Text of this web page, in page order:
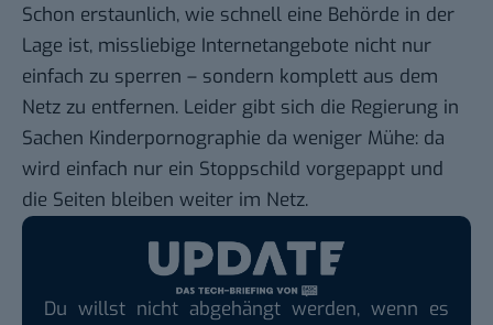
Schon erstaunlich, wie schnell eine Behörde in der
Lage ist, missliebige Internetangebote nicht nur
einfach zu sperren – sondern komplett aus dem
Netz zu entfernen. Leider gibt sich die Regierung in
Sachen Kinderpornographie da weniger Mühe: da
wird einfach nur ein Stoppschild vorgepappt und
die Seiten bleiben weiter im Netz.
Du willst nicht abgehängt werden, wenn es